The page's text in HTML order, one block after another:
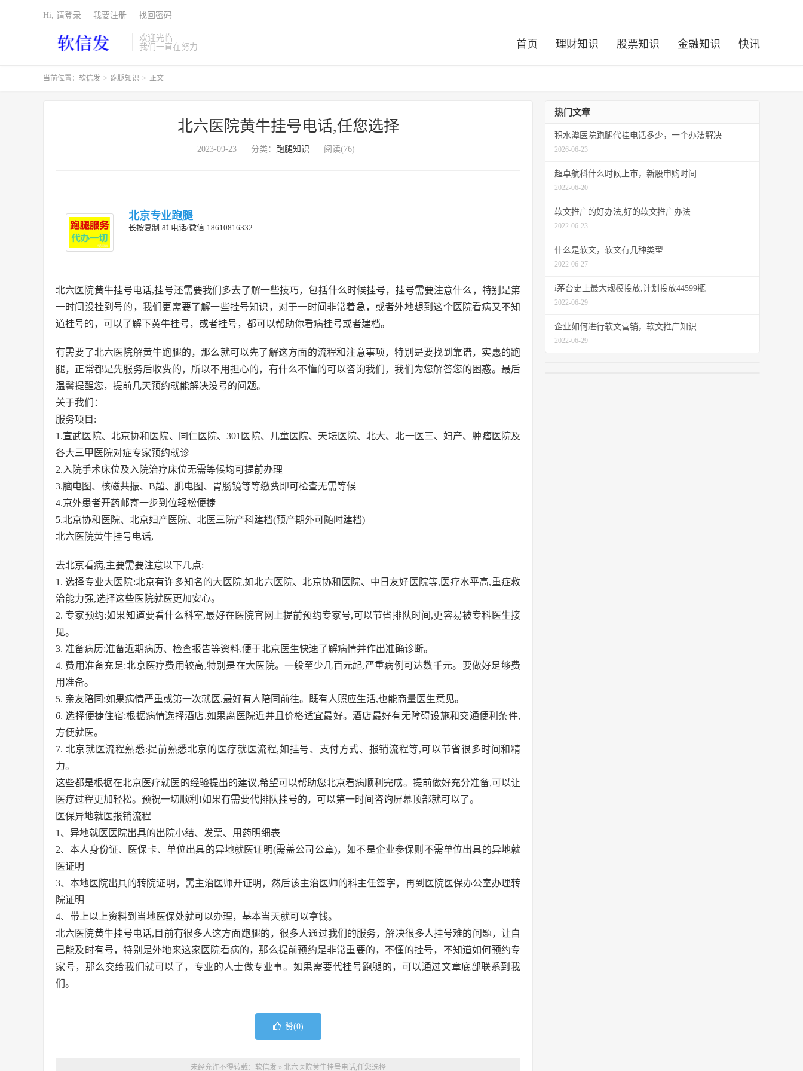
欢迎光临
我们一直在努力
首页 理财知识 股票知识 金融知识 快讯
Hi, 请登录 我要注册 找回密码
当前位置： 软信发 > 跑腿知识 > 正文
北六医院黄牛挂号电话,任您选择
2023-09-23 分类： 跑腿知识 阅读(76)
北京专业跑腿
长按复制 at 电话/微信:18610816332
北六医院黄牛挂号电话,挂号还需要我们多去了解一些技巧，包括什么时候挂号，挂号需要注意什么，特别是第
一时间没挂到号的，我们更需要了解一些挂号知识，对于一时间非常着急，或者外地想到这个医院看病又不知
道挂号的，可以了解下黄牛挂号，或者挂号，都可以帮助你看病挂号或者建档。
有需要了北六医院解黄牛跑腿的，那么就可以先了解这方面的流程和注意事项，特别是要找到靠谱，实惠的跑
腿，正常都是先服务后收费的，所以不用担心的，有什么不懂的可以咨询我们，我们为您解答您的困惑。最后
温馨提醒您，提前几天预约就能解决没号的问题。
关于我们：
服务项目:
1.宣武医院、北京协和医院、同仁医院、301医院、儿童医院、天坛医院、北大、北一医三、妇产、肿瘤医院及
各大三甲医院对症专家预约就诊
2.入院手术床位及入院治疗床位无需等候均可提前办理
3.脑电图、核磁共振、B超、肌电图、胃肠镜等等缴费即可检查无需等候
4.京外患者开药邮寄一步到位轻松便捷
5.北京协和医院、北京妇产医院、北医三院产科建档(预产期外可随时建档)
北六医院黄牛挂号电话,
去北京看病,主要需要注意以下几点:
1. 选择专业大医院:北京有许多知名的大医院,如北六医院、北京协和医院、中日友好医院等,医疗水平高,重症救
治能力强,选择这些医院就医更加安心。
2. 专家预约:如果知道要看什么科室,最好在医院官网上提前预约专家号,可以节省排队时间,更容易被专科医生接
见。
3. 准备病历:准备近期病历、检查报告等资料,便于北京医生快速了解病情并作出准确诊断。
4. 费用准备充足:北京医疗费用较高,特别是在大医院。一般至少几百元起,严重病例可达数千元。要做好足够费
用准备。
5. 亲友陪同:如果病情严重或第一次就医,最好有人陪同前往。既有人照应生活,也能商量医生意见。
6. 选择便捷住宿:根据病情选择酒店,如果离医院近并且价格适宜最好。酒店最好有无障碍设施和交通便利条件,
方便就医。
7. 北京就医流程熟悉:提前熟悉北京的医疗就医流程,如挂号、支付方式、报销流程等,可以节省很多时间和精
力。
这些都是根据在北京医疗就医的经验提出的建议,希望可以帮助您北京看病顺利完成。提前做好充分准备,可以让
医疗过程更加轻松。预祝一切顺利!如果有需要代排队挂号的，可以第一时间咨询屏幕顶部就可以了。
医保异地就医报销流程
1、异地就医医院出具的出院小结、发票、用药明细表
2、本人身份证、医保卡、单位出具的异地就医证明(需盖公司公章)，如不是企业参保则不需单位出具的异地就
医证明
3、本地医院出具的转院证明，需主治医师开证明，然后该主治医师的科主任签字，再到医院医保办公室办理转
院证明
4、带上以上资料到当地医保处就可以办理，基本当天就可以拿钱。
北六医院黄牛挂号电话,目前有很多人这方面跑腿的，很多人通过我们的服务，解决很多人挂号难的问题，让自
己能及时有号，特别是外地来这家医院看病的，那么提前预约是非常重要的，不懂的挂号，不知道如何预约专
家号，那么交给我们就可以了，专业的人士做专业事。如果需要代挂号跑腿的，可以通过文章底部联系到我
们。
赞(0)
未经允许不得转载： 软信发 » 北六医院黄牛挂号电话,任您选择
热门文章
积水潭医院跑腿代挂电话多少，一个办法解决
2026-06-23
超卓航科什么时候上市，新股申购时间
2022-06-20
软文推广的好办法,好的软文推广办法
2022-06-23
什么是软文，软文有几种类型
2022-06-27
i茅台史上最大规模投放,计划投放44599瓶
2022-06-29
企业如何进行软文营销，软文推广知识
2022-06-29